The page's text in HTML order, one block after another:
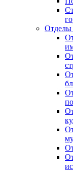
Отделы